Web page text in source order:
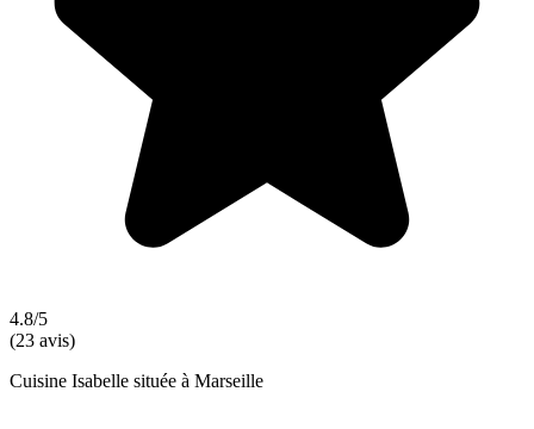
4.8/5
(23 avis)
Cuisine Isabelle située à Marseille